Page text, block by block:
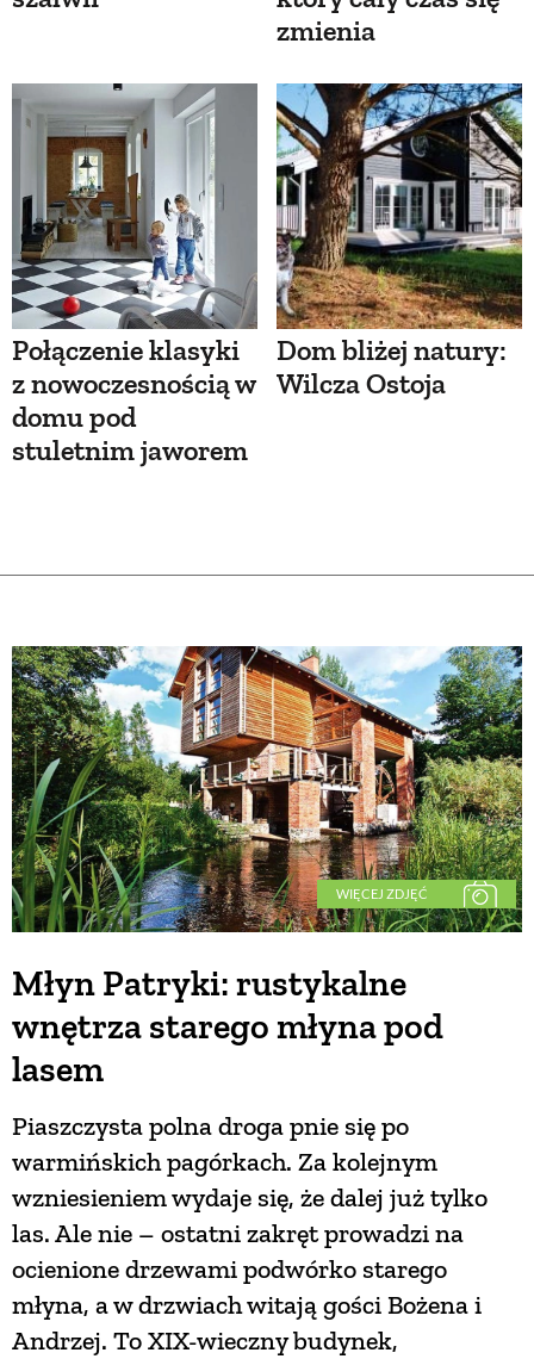
zmienia
Połączenie klasyki
z nowoczesnością w
domu pod
stuletnim jaworem
Dom bliżej natury:
Wilcza Ostoja
WIĘCEJ ZDJĘĆ
Młyn Patryki: rustykalne
wnętrza starego młyna pod
lasem
Piaszczysta polna droga pnie się po
warmińskich pagórkach. Za kolejnym
wzniesieniem wydaje się, że dalej już tylko
las. Ale nie – ostatni zakręt prowadzi na
ocienione drzewami podwórko starego
młyna, a w drzwiach witają gości Bożena i
Andrzej. To XIX-wieczny budynek,